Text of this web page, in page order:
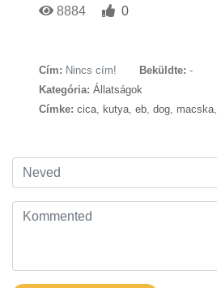
8884
0
Cím: Nincs cím! Beküldte: -
Kategória: Állatságok
Címke: cica, kutya, eb, dog, macska,